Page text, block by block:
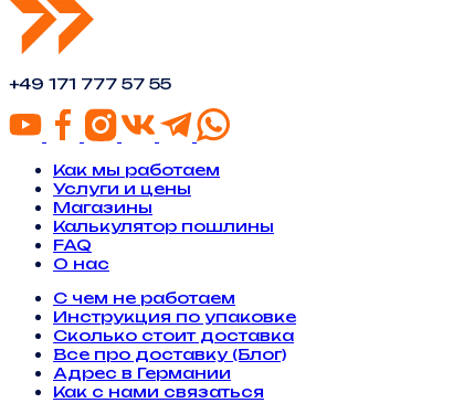
+49 171 777 57 55
Как мы работаем
Услуги и цены
Магазины
Калькулятор пошлины
FAQ
О нас
С чем не работаем
Инструкция по упаковке
Сколько стоит доставка
Все про доставку (Блог)
Адрес в Германии
Как с нами связаться